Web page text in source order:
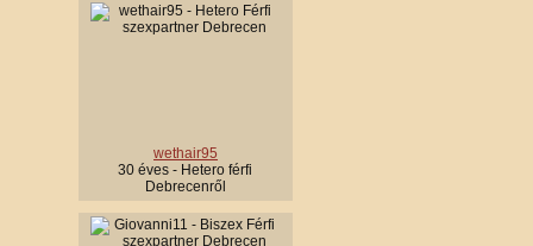
wethair95
30 éves - Hetero férfi
Debrecenről